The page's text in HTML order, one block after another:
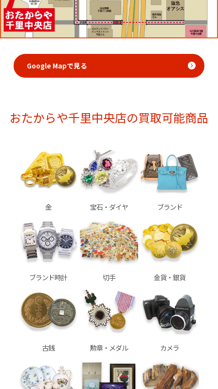
Google Mapで見る
おたからや千里中央店の買取可能商品
金 宝石・ダイヤ ブランド
ブランド時計 切手 金貨・銀貨
古銭 勲章・メダル カメラ